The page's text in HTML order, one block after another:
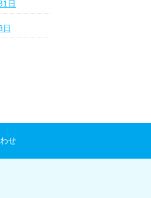
日
日
せ